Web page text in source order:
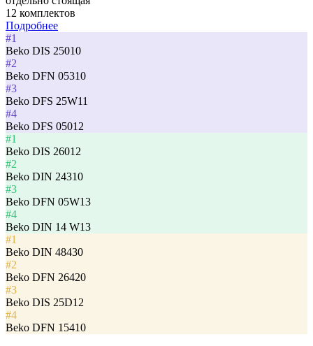
12 комплектов
Подробнее
#1
Beko DIS 25010
#2
Beko DFN 05310
#3
Beko DFS 25W11
#4
Beko DFS 05012
#1
Beko DIS 26012
#2
Beko DIN 24310
#3
Beko DFN 05W13
#4
Beko DIN 14 W13
#1
Beko DIN 48430
#2
Beko DFN 26420
#3
Beko DIS 25D12
#4
Beko DFN 15410